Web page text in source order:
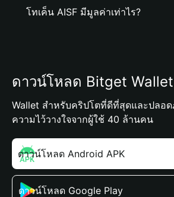
โทเค็น AISF มีมูลค่าเท่าไร?
ดาวน์โหลด Bitget Wallet
Wallet สำหรับคริปโตที่ดีที่สุดและปลอ
ความไว้วางใจจากผู้ใช้ 40 ล้านคน
ดาวน์โหลด Android APK
ดาวน์โหลด Google Play